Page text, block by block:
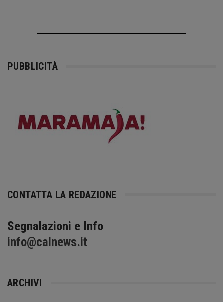
PUBBLICITÀ
CONTATTA LA REDAZIONE
Segnalazioni e Info
info@calnews.it
ARCHIVI